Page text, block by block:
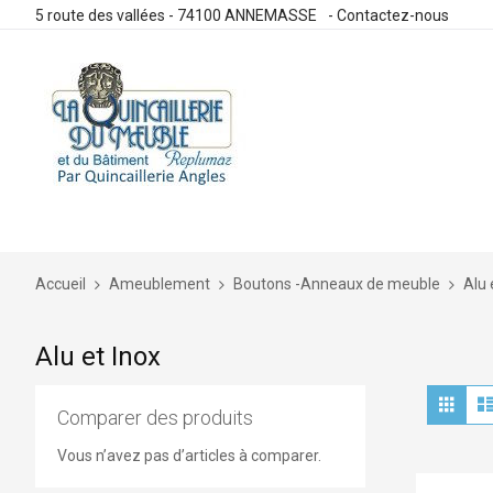
5 route des vallées - 74100 ANNEMASSE - Contactez-nous
Accueil Ameublement Boutons -Anneaux de meuble Alu
Alu et Inox
en
Grille
Comparer des produits
Vous n’avez pas d’articles à comparer.